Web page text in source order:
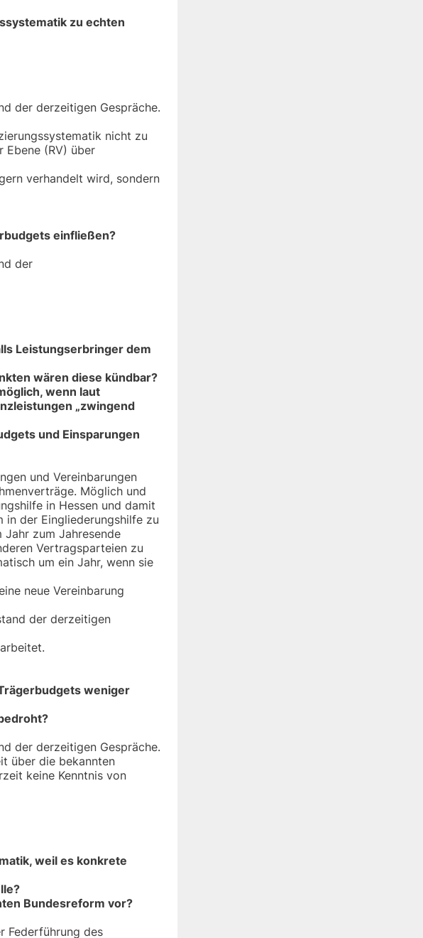
zu echten
der derzeitigen Gespräche.
nicht zu
Ebene (RV) über
verhandelt wird, sondern
einfließen?
der
Leistungserbringer dem
wären diese kündbar?
wenn laut
„zwingend
und Einsparungen
und Vereinbarungen
Möglich und
in Hessen und damit
in der Eingliederungshilfe zu
zum Jahresende
Vertragsparteien zu
um ein Jahr, wenn sie
neue Vereinbarung
der derzeitigen
weniger
der derzeitigen Gespräche.
über die bekannten
keine Kenntnis von
weil es konkrete
Bundesreform vor?
Federführung des